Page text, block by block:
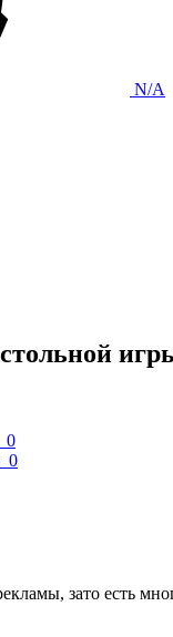
N/A
0
0
зато есть